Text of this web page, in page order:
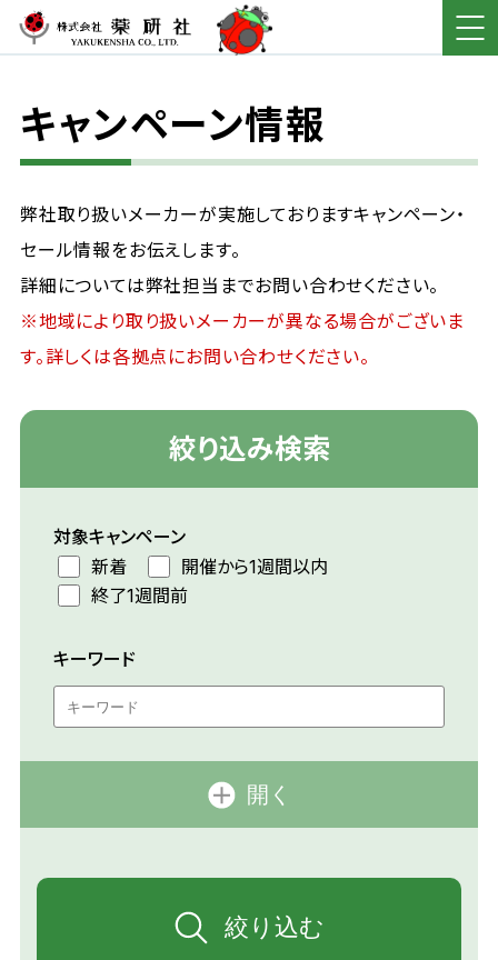
キャンペーン情報
弊社取り扱いメーカーが実施しておりますキャンペーン・
セール情報をお伝えします。
詳細については弊社担当までお問い合わせください。
※地域により取り扱いメーカーが異なる場合がございま
す。詳しくは各拠点にお問い合わせください。
絞り込み検索
対象キャンペーン
新着
開催から1週間以内
終了1週間前
キーワード
開く
絞り込む